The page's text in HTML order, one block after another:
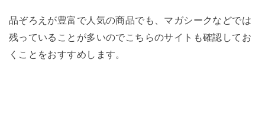
品ぞろえが豊富で人気の商品でも、マガシークなどでは
残っていることが多いのでこちらのサイトも確認してお
くことをおすすめします。